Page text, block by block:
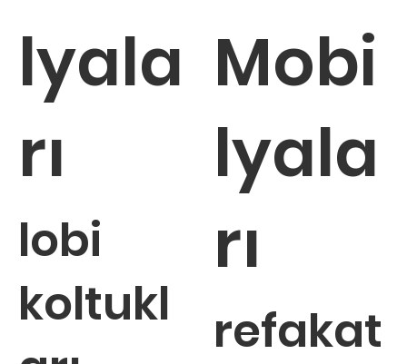
lyala
rı
lobi
koltukl
Mobi
lyala
rı
refakat